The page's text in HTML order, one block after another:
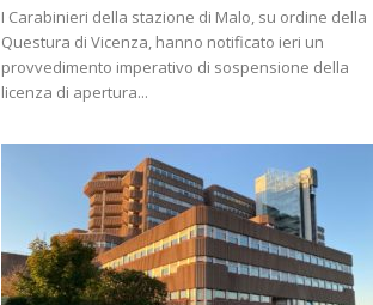
I Carabinieri della stazione di Malo, su ordine della
Questura di Vicenza, hanno notificato ieri un
provvedimento imperativo di sospensione della
licenza di apertura...